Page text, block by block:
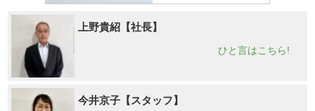
上野貴紹【社長】
ひと言はこちら!
今井京子【スタッフ】